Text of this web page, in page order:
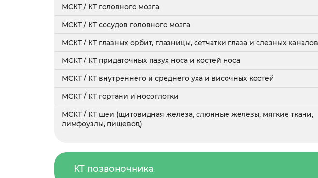
МСКТ / КТ головного мозга
МСКТ / КТ сосудов головного мозга
МСКТ / КТ глазных орбит, глазницы, сетчатки глаза и слезных каналов
МСКТ / КТ придаточных пазух носа и костей носа
МСКТ / КТ внутреннего и среднего уха и височных костей
МСКТ / КТ гортани и носоглотки
МСКТ / КТ шеи (щитовидная железа, слюнные железы, мягкие ткани,
лимфоузлы, пищевод)
КТ позвоночника